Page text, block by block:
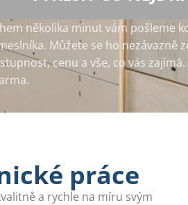
několika minut vám pošleme
Můžete se ho nezávazně
cenu a vše, co vás
práce
a rychle na míru svým